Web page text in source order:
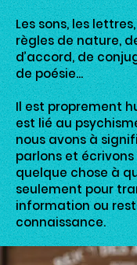
Les sons, les
règles de nature,
d’accord, de
de poésie...
Il est proprement
est lié au
nous avons à
parlons et écrivons
quelque chose à
seulement pour
information ou
connaissance.